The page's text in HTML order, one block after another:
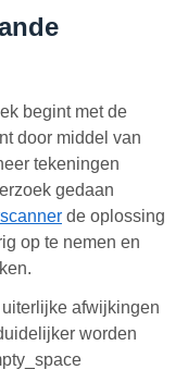
begint met de
door middel van
tekeningen
gedaan
de oplossing
op te nemen en
afwijkingen
worden